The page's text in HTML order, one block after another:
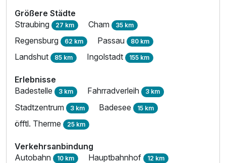
Größere Städte
Straubing 27 km Cham 35 km
Regensburg 62 km Passau 80 km
Landshut 85 km Ingolstadt 155 km
Erlebnisse
Badestelle 3 km Fahrradverleih 3 km
Stadtzentrum 3 km Badesee 15 km
öfftl. Therme 25 km
Verkehrsanbindung
Autobahn 10 km Hauptbahnhof 12 km